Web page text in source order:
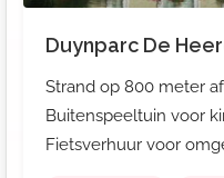
Duynparc De
Strand op 800 meter
Buitenspeeltuin voor
Fietsverhuur voor